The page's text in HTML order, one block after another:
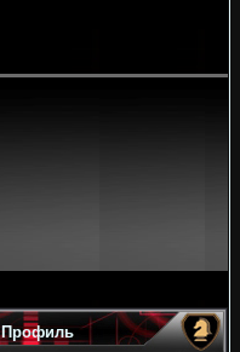
Профиль